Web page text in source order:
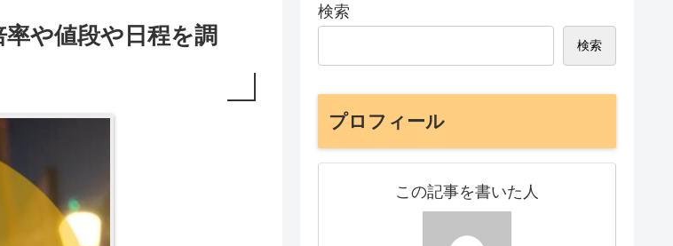
や値段や日程を調
検索
検索
プロフィール
この記事を書いた人